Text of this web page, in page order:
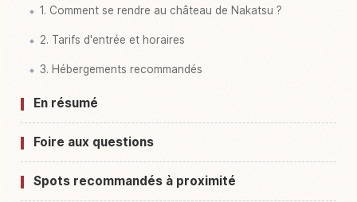
1. Comment se rendre au château de Nakatsu ?
2. Tarifs d'entrée et horaires
3. Hébergements recommandés
En résumé
Foire aux questions
Spots recommandés à proximité